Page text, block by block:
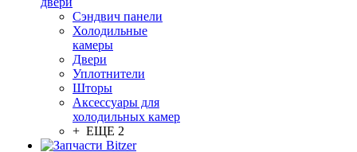
Сэндвич панели
Холодильные
камеры
Двери
Уплотнители
Шторы
Аксессуары для
холодильных камер
+ ЕЩЕ 2